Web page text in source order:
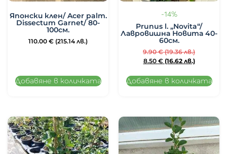
Японски клен/ Acer palm.
Dissectum Garnet/ 80-
100см.
110.00 € (215.14 лв.)
Добавяне в количката
-14%
Prunus l. „Novita“/
Лавровишна Новита 40-
60см.
9.90€ (19.36 лв.)
8.50 € (16.62 лв.)
Добавяне в количката